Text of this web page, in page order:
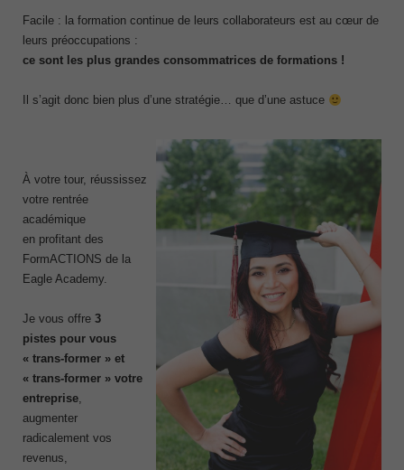
Facile : la formation continue de leurs collaborateurs est au cœur de
leurs préoccupations :
ce sont les plus grandes consommatrices de formations !
Il s’agit donc bien plus d’une stratégie… que d’une astuce
À votre tour, réussissez
votre rentrée
académique
en profitant des
FormACTIONS de la
Eagle Academy.
Je vous offre 3
pistes pour vous
« trans-former » et
« trans-former » votre
entreprise,
augmenter
radicalement vos
revenus,